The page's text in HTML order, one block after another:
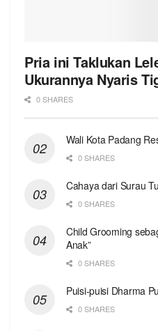
Pria ini Taklukan
Ukurannya Nyaris
0 SHARES
Wali Kota Padang
0 SHARES
Cahaya dari Surau
0 SHARES
Child Grooming
Anak”
0 SHARES
Puisi-puisi Dharma
0 SHARES